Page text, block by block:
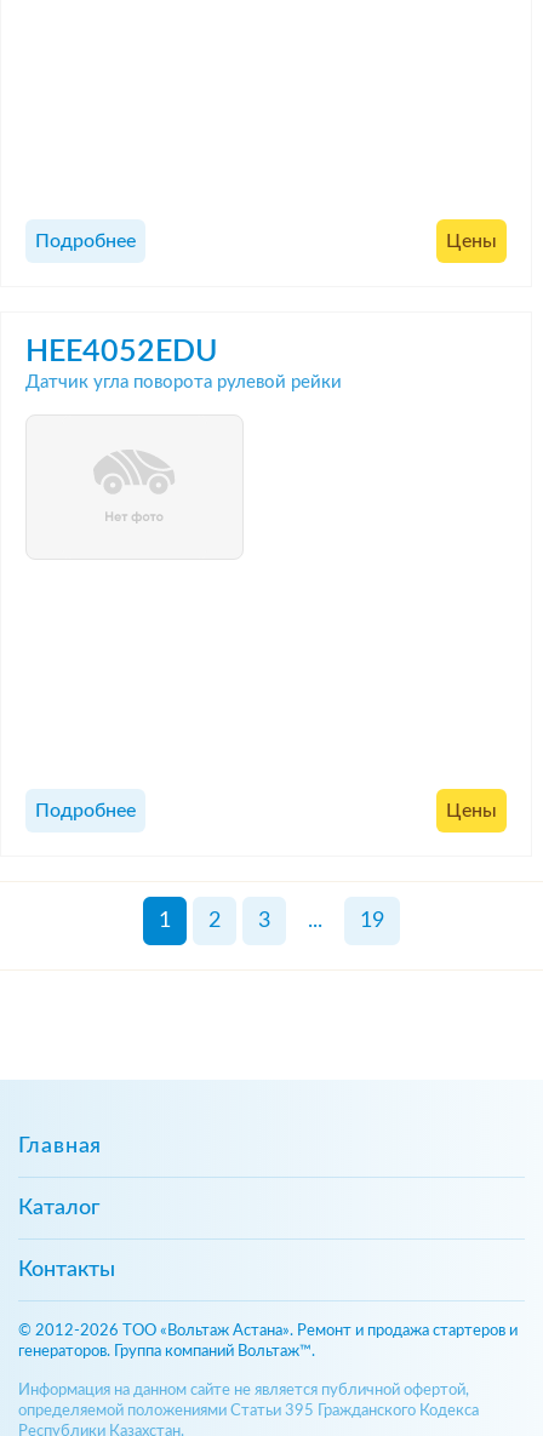
Подробнее Цены
HEE4052EDU
Датчик угла поворота рулевой рейки
Подробнее Цены
1 2 3 ... 19
Главная
Каталог
Контакты
© 2012-2026 ТОО «Вольтаж Астана». Ремонт и продажа стартеров и
генераторов. Группа компаний Вольтаж™.
Информация на данном сайте не является публичной офертой,
определяемой положениями Статьи 395 Гражданского Кодекса
Республики Казахстан.